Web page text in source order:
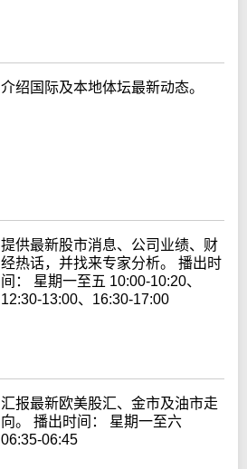
介绍国际及本地体坛最新动态。
提供最新股市消息、公司业绩、财
经热话，并找来专家分析。 播出时
间： 星期一至五 10:00-10:20、
12:30-13:00、16:30-17:00
汇报最新欧美股汇、金市及油市走
向。 播出时间： 星期一至六
06:35-06:45